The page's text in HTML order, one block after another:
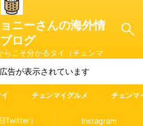
ニーさんの海外情
ログ
らこそ分かるタイ（チェンマ
ス・イタリアの魅力を紹介
告が表示されています
チェンマイグルメ チェンマ
Twitter） Instagram